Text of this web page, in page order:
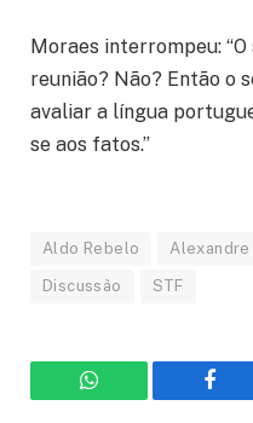
Moraes interrompeu:
reunião? Não? Então o
avaliar a língua
se aos fatos.”
Aldo Rebelo Alexandre
Discussão STF
WhatsApp